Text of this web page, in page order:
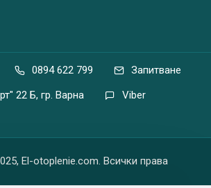
0894 622 799
Запитване
22 Б, гр. Варна
Viber
El-otoplenie.com. Всички права